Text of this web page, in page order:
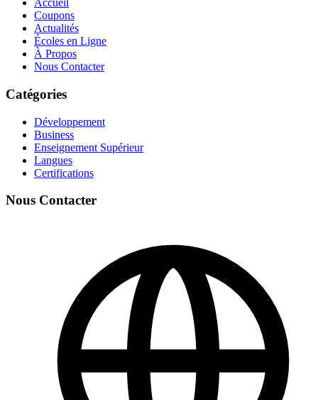
Accueil
Coupons
Actualités
Écoles en Ligne
À Propos
Nous Contacter
Catégories
Développement
Business
Enseignement Supérieur
Langues
Certifications
Nous Contacter